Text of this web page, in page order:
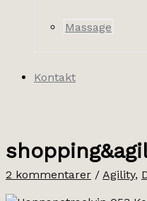
Massage
Kontakt
2 kommentarer / Agility,